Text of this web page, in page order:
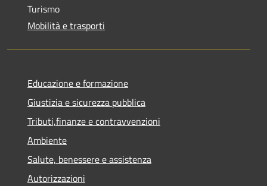
Turismo
Mobilità e trasporti
Educazione e formazione
Giustizia e sicurezza pubblica
Tributi,finanze e contravvenzioni
Ambiente
Salute, benessere e assistenza
Autorizzazioni